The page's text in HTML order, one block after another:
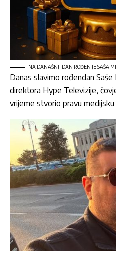
NA DANAŠNJI DAN ROĐEN JE SAŠA
Danas slavimo rođendan Saše
direktora Hype Televizije,
vrijeme stvorio pravu medijsku